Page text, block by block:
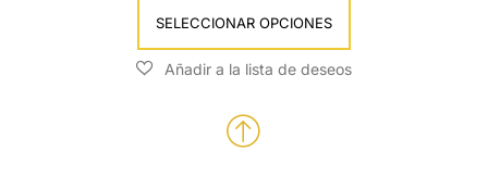
SELECCIONAR OPCIONES